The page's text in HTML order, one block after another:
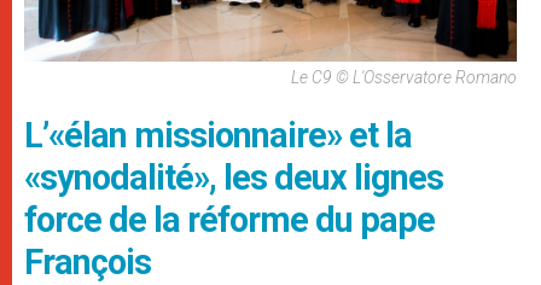
Le C9 © L'Osservatore Romano
L’«élan missionnaire» et la
«synodalité», les deux lignes
force de la réforme du pape
François